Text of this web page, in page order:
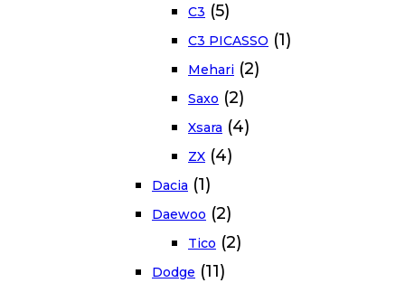
C3 (5)
C3 PICASSO (1)
Mehari (2)
Saxo (2)
Xsara (4)
ZX (4)
Dacia (1)
Daewoo (2)
Tico (2)
Dodge (11)